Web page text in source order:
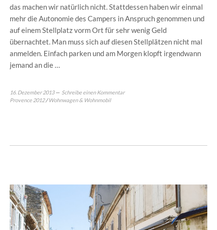
das machen wir natürlich nicht. Stattdessen haben wir einmal
mehr die Autonomie des Campers in Anspruch genommen und
auf einem Stellplatz vorm Ort für sehr wenig Geld
übernachtet. Man muss sich auf diesen Stellplätzen nicht mal
anmelden. Einfach parken und am Morgen klopft irgendwann
jemand an die …
16. Dezember 2013
Schreibe einen Kommentar
Provence 2012/Wohnwagen & Wohnmobil